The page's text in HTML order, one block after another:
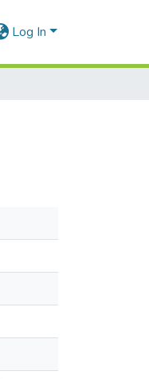
Log In